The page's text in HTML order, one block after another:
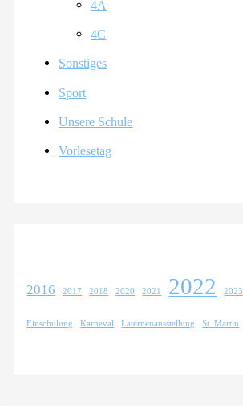
4A
4C
Sonstiges
Sport
Unsere Schule
Vorlesetag
2016 2017 2018 2020 2021 2022 2023
Einschulung Karneval Laternenausstellung St. Martin